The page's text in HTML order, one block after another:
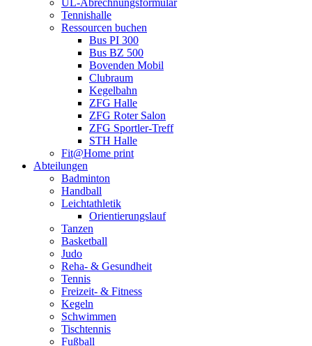
ÜL-Abrechnungsformular
Tennishalle
Ressourcen buchen
Bus PI 300
Bus BZ 500
Bovenden Mobil
Clubraum
Kegelbahn
ZFG Halle
ZFG Roter Salon
ZFG Sportler-Treff
STH Halle
Fit@Home print
Abteilungen
Badminton
Handball
Leichtathletik
Orientierungslauf
Tanzen
Basketball
Judo
Reha- & Gesundheit
Tennis
Freizeit- & Fitness
Kegeln
Schwimmen
Tischtennis
Fußball